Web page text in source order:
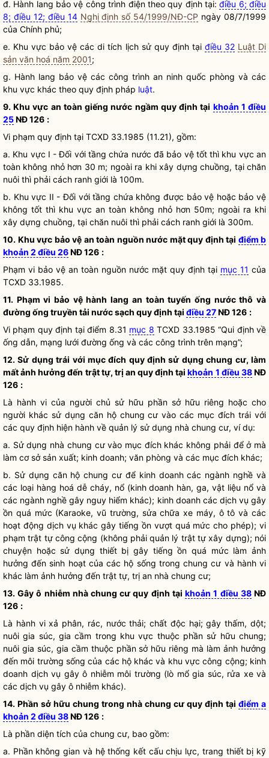
đ. Hành lang bảo vệ công trình điện theo quy định tại:điều 6; điều
8; điều 12; điều 14 Nghị định số 54/1999/NĐ-CP ngày 08/7/1999
của Chính phủ;
e. Khu vực bảo vệ các di tích lịch sử quy định tại điều 32 Luật Di
sản văn hoá năm 2001;
g. Hành lang bảo vệ các công trình an ninh quốc phòng và các
khu vực khác theo quy định pháp luật.
9. Khu vực an toàn giếng nước ngầm quy định tại khoản 1 điều
25NĐ 126 :
Vi phạm quy định tại TCXD 33.1985 (11.21), gồm:
a. Khu vực I - Đối với tầng chứa nước đã bảo vệ tốt thì khu vực an
toàn không nhỏ hơn 30 m; ngoài ra khi xây dựng chuồng, tại chăn
nuôi thì phải cách ranh giới là 100m.
b. Khu vực II - Đối với tầng chứa không được bảo vệ hoặc bảo vệ
không tốt thì khu vực an toàn không nhỏ hơn 50m; ngoài ra khi
xây dựng chuồng, tại chăn nuôi thì phải cách ranh giới là 300m.
10. Khu vực bảo vệ an toàn nguồn nước mặt quy định tại điểm b
khoản 2 điều 26NĐ 126 :
Phạm vi bảo vệ an toàn nguồn nước mặt quy định tại mục 11 của
TCXD 33.1985.
11. Phạm vi bảo vệ hành lang an toàn tuyến ống nước thô và
đường ống truyền tải nước sạch quy định tại điều 27NĐ 126 :
Vi phạm quy định tại điểm 8.31 mục 8 TCXD 33.1985 “Qui định về
ống dẫn, mạng lưới đường ống và các công trình trên mạng”;
12. Sử dụng trái với mục đích quy định sử dụng chung cư, làm
mất ảnh hưởng đến trật tự, trị an quy định tạikhoản 1 điều 38NĐ
126 :
Là hành vi của người chủ sử hữu phần sở hữu riêng hoặc cho
người khác sử dụng căn hộ chung cư vào các mục đích trái với
các quy định hiện hành về quản lý sử dụng nhà chung cư, ví dụ:
a. Sử dụng nhà chung cư vào mục đích khác không phải để ở mà
làm cơ sở sản xuất; kinh doanh; văn phòng và các mục đích khác;
b. Sử dụng căn hộ chung cư để kinh doanh các ngành nghề và
các loại hàng hoá dễ cháy, nổ (kinh doanh hàn, ga, vật liệu nổ và
các ngành nghề gây nguy hiểm khác); kinh doanh các dịch vụ gây
ồn quá mức (Karaoke, vũ trường, sửa chữa xe máy, ô tô và các
hoạt động dịch vụ khác gây tiếng ồn vượt quá mức cho phép); vi
phạm trật tự công cộng (không phải quản lý trật tự xây dựng); nói
chuyện hoặc sử dụng thiết bị gây tiếng ồn quá mức làm ảnh
hưởng đến sinh hoạt của các hộ sống trong chung cư và hành vi
khác làm ảnh hưởng đến trật tự, trị an nhà chung cư;
13. Gây ô nhiễm nhà chung cư quy định tạikhoản 1 điều 38NĐ
126 :
Là hành vi xả phân, rác, nước thải; chất độc hại; gây thấm, dột;
nuôi gia súc, gia cầm trong khu vực thuộc phần sử hữu chung;
nuôi gia súc, gia cầm thuộc phần sở hữu riêng mà làm ảnh hưởng
đến môi trường sống của các hộ khác và khu vực công cộng; kinh
doanh dịch vụ gây ô nhiễm môi trường (lò mổ gia súc, rửa xe và
các dịch vụ gây ô nhiễm khác).
14. Phần sở hữu chung trong nhà chung cư quy định tại điểm a
khoản 2 điều 38NĐ 126 :
Là phần diện tích của chung cư, bao gồm:
a. Phần không gian và hệ thống kết cấu chịu lực, trang thiết bị kỹ